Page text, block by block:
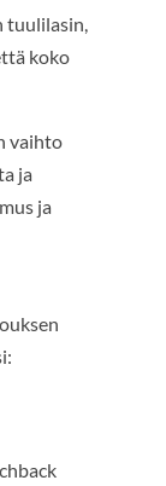
tuulilasin,
koko
vaihto
ja
ja